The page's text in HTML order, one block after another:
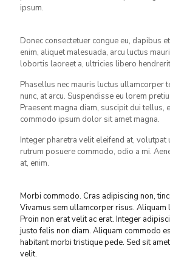
ipsum.
Donec consectetuer congue eu, dapibus
enim, aliquet malesuada, arcu luctus
lobortis laoreet a, ultricies libero
Phasellus nec mauris luctus ullamcorper
nunc, at arcu. Suspendisse eu lorem
Praesent magna diam, suscipit dui tellus,
commodo ipsum dolor sit amet magna.
Integer pharetra velit eleifend at, volutpat
rutrum posuere commodo, odio a mi.
at, enim.
Morbi commodo. Cras adipiscing non,
Vivamus sem ullamcorper risus. Aliquam
Proin non erat velit ac erat. Integer
justo felis non diam. Aliquam commodo
habitant morbi tristique pede. Sed sit
velit.